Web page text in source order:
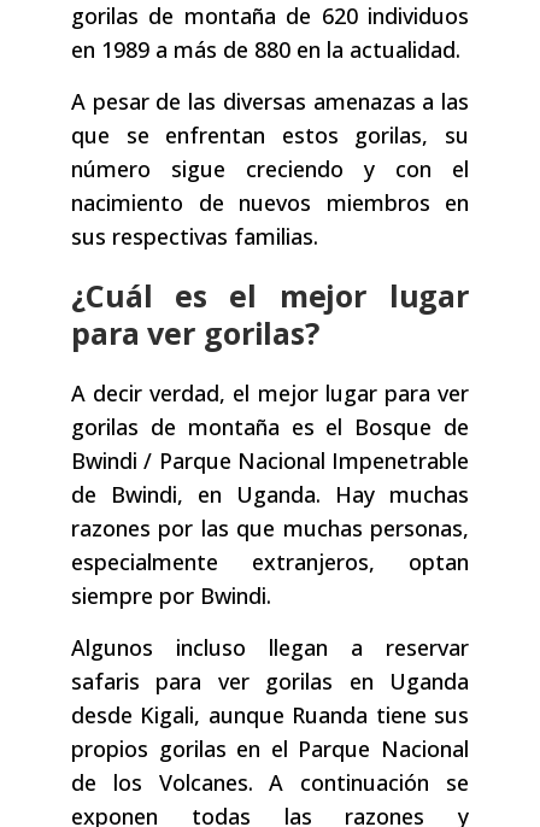
gorilas de montaña de 620 individuos
en 1989 a más de 880 en la actualidad.
A pesar de las diversas amenazas a las
que se enfrentan estos gorilas, su
número sigue creciendo y con el
nacimiento de nuevos miembros en
sus respectivas familias.
¿Cuál es el mejor lugar
para ver gorilas?
A decir verdad, el mejor lugar para ver
gorilas de montaña es el Bosque de
Bwindi / Parque Nacional Impenetrable
de Bwindi, en Uganda. Hay muchas
razones por las que muchas personas,
especialmente extranjeros, optan
siempre por Bwindi.
Algunos incluso llegan a reservar
safaris para ver gorilas en Uganda
desde Kigali, aunque Ruanda tiene sus
propios gorilas en el Parque Nacional
de los Volcanes. A continuación se
exponen todas las razones y